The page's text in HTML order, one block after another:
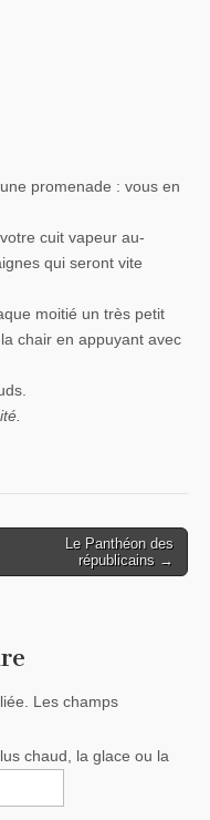
promenade : vous en
cuit vapeur au-
qui seront vite
moitié un très petit
chair en appuyant avec
Le Panthéon des
républicains →
Les champs
chaud, la glace ou la